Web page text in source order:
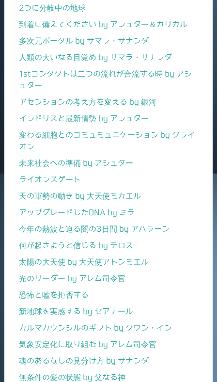
2つに分岐中の地球
到着に備えてください by アシュター＆カリガル
多次元ポータル by サマラ・サナンダ
人類の大いなる目覚め by サマラ・サナンダ
1stコンタクトは二つの流れが合流する時 by アシ
ュター
アセンションの考え方を変える by 銀河
イシドリスと最新情勢 by アシュター
変わる細胞とのコミュミュニケーション by クライ
オン
未来社会への準備 by アシュター
ライオンズゲート
天の軍勢の動き by 大天使ミカエル
アップグレードしたDNA by ミラ
今年の熱波と迫る闇の3日間 by アハラーン
何が起きようと信じる by テロス
太陽の大天使 by 大天使アトンミエル
光のリーダー by アレム司令官
恐怖と嘘を拒否する
新地球を実感する by セアナール
カルマカウンシルのギフト by クワン・イン
気象安定化に取り組む by アレム司令官
魂のあるなしの見分け方 by サナンダ
無条件の愛の状態 by 父なる神